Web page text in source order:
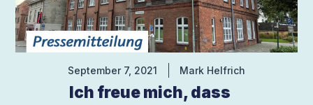
September 7, 2021 Mark Helfrich
Ich freue mich, dass